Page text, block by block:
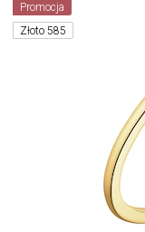
Promocja
Złoto 585